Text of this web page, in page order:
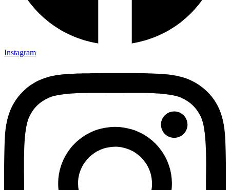
Instagram